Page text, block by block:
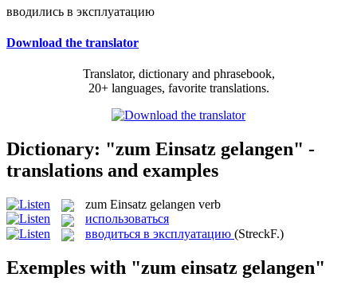
вводились в эксплуатацию
Download the translator
Translator, dictionary and phrasebook,
20+ languages, favorite translations.
Dictionary: "zum Einsatz gelangen" -
translations and examples
zum Einsatz gelangen verb
использоваться
вводиться в эксплуатацию (StreckF.)
Exemples with "zum einsatz gelangen"